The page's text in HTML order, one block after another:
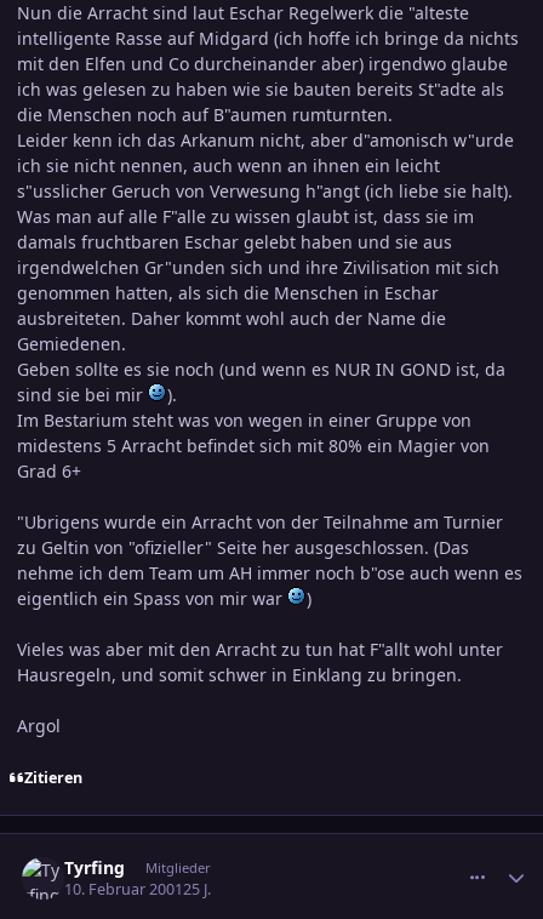
Nun die Arracht sind laut Eschar Regelwerk die "alteste
intelligente Rasse auf Midgard (ich hoffe ich bringe da nichts
mit den Elfen und Co durcheinander aber) irgendwo glaube
ich was gelesen zu haben wie sie bauten bereits St"adte als
die Menschen noch auf B"aumen rumturnten.
Leider kenn ich das Arkanum nicht, aber d"amonisch w"urde
ich sie nicht nennen, auch wenn an ihnen ein leicht
s"usslicher Geruch von Verwesung h"angt (ich liebe sie halt).
Was man auf alle F"alle zu wissen glaubt ist, dass sie im
damals fruchtbaren Eschar gelebt haben und sie aus
irgendwelchen Gr"unden sich und ihre Zivilisation mit sich
genommen hatten, als sich die Menschen in Eschar
ausbreiteten. Daher kommt wohl auch der Name die
Gemiedenen.
Geben sollte es sie noch (und wenn es NUR IN GOND ist, da
sind sie bei mir
).
Im Bestarium steht was von wegen in einer Gruppe von
midestens 5 Arracht befindet sich mit 80% ein Magier von
Grad 6+
"Ubrigens wurde ein Arracht von der Teilnahme am Turnier
zu Geltin von "ofizieller" Seite her ausgeschlossen. (Das
nehme ich dem Team um AH immer noch b"ose auch wenn es
eigentlich ein Spass von mir war
)
Vieles was aber mit den Arracht zu tun hat F"allt wohl unter
Hausregeln, und somit schwer in Einklang zu bringen.
Argol
Zitieren
Tyrfing Mitglieder
10. Februar 200125 J.